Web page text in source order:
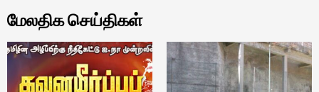
மேலதிக செய்திகள்